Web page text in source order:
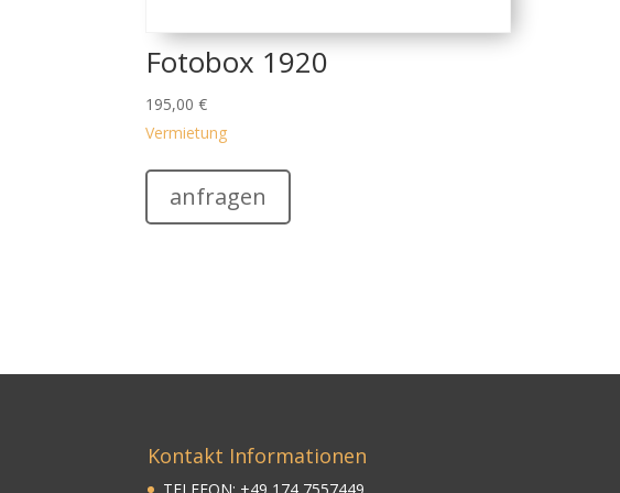
Fotobox 1920
195,00 €
Vermietung
anfragen
Kontakt Informationen